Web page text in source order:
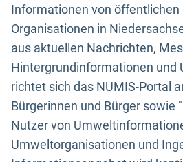
Informationen von öffentlichen
Organisationen in
aus aktuellen Nachrichten,
Hintergrundinformationen und
richtet sich das NUMIS-Portal
Bürgerinnen und Bürger sowie
Nutzer von
Umweltorganisationen und